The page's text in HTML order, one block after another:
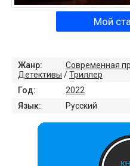
Мой
Жанр: Современная
Детективы /Триллер
Год:
2022
Язык:
Русский